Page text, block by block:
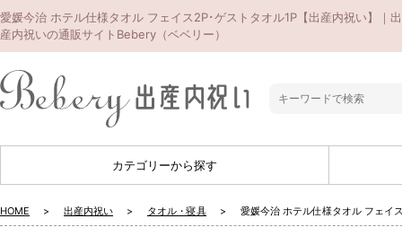
愛媛今治 ホテル仕様タオル フェイス2P･ゲストタオル1P【出産内祝い】｜出
産内祝いの通販サイトBebery（ベベリー）
カテゴリーから探す
HOME 出産内祝い タオル・寝具 愛媛今治 ホテル仕様タオル フェイ